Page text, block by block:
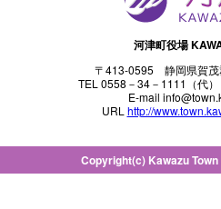
河津町役場
〒413-0595 静岡県賀茂
TEL 0558－34－1111（代
E-mail
URL http://
Copyright(c) Kawazu